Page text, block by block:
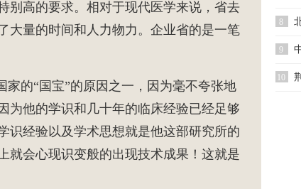
别高的要求。相对于现代医学来说，省去
大量的时间和人力物力。企业省的是一笔
的“国宝”的原因之一，因为毫不夸张地
为他的学识和几十年的临床经验已经足够
识经验以及学术思想就是他这部研究所的
就会心现识变般的出现技术成果！这就是
医院
8
告
9
10